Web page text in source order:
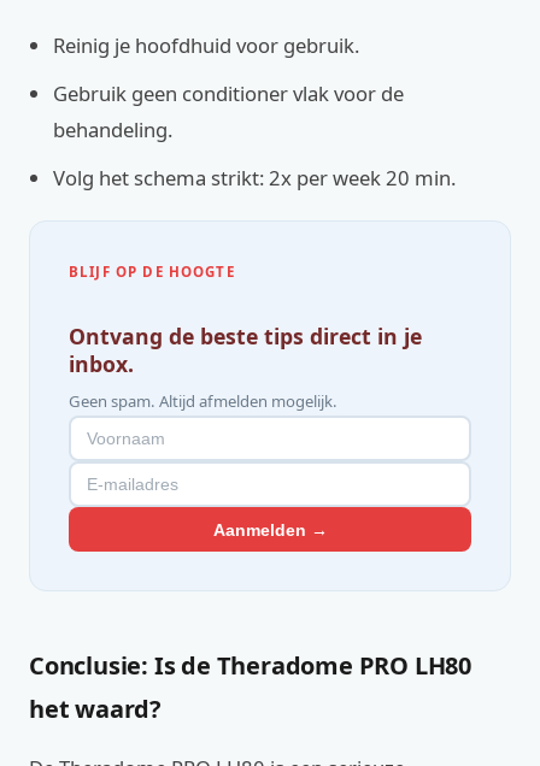
Reinig je hoofdhuid voor gebruik.
Gebruik geen conditioner vlak voor de
behandeling.
Volg het schema strikt: 2x per week 20 min.
BLIJF OP DE HOOGTE
Ontvang de beste tips direct in je
inbox.
Geen spam. Altijd afmelden mogelijk.
Aanmelden →
Conclusie: Is de Theradome PRO LH80
het waard?